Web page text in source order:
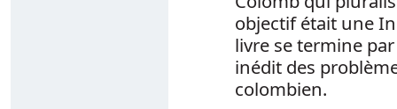
objectif était une
livre se termine
inédit des
colombien.